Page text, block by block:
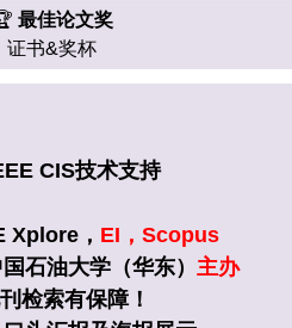
最佳论文奖
证书&奖杯
CIS技术支持
， EI，Scopus
国石油大学（华东） 主办
刊检索有保障！